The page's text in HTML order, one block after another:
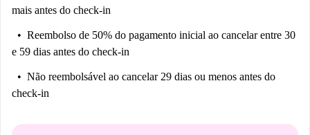
mais antes do check-in
Reembolso de 50% do pagamento inicial ao cancelar entre 30
e 59 dias antes do check-in
Não reembolsável ao cancelar 29 dias ou menos antes do
check-in